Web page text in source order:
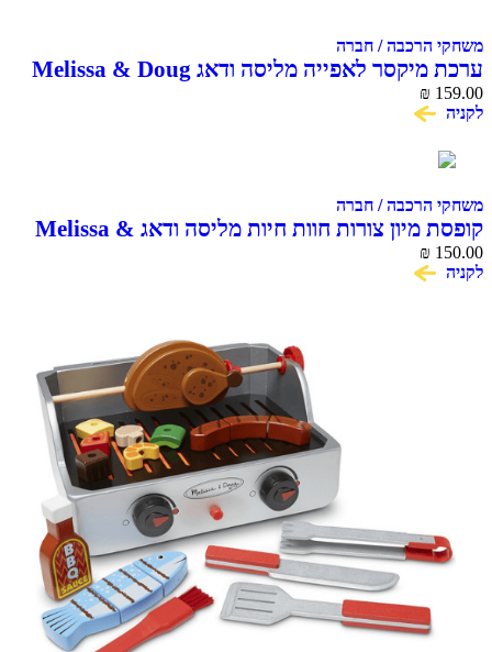
משחקי הרכבה / חברה
ערכת מיקסר לאפייה מליסה ודאג Melissa & Doug
Make a Cake Mixer Set
₪ 159.00
לקניה
משחקי הרכבה / חברה
קופסת מיון צורות חוות חיות מליסה ודאג Melissa &
Doug
₪ 150.00
לקניה